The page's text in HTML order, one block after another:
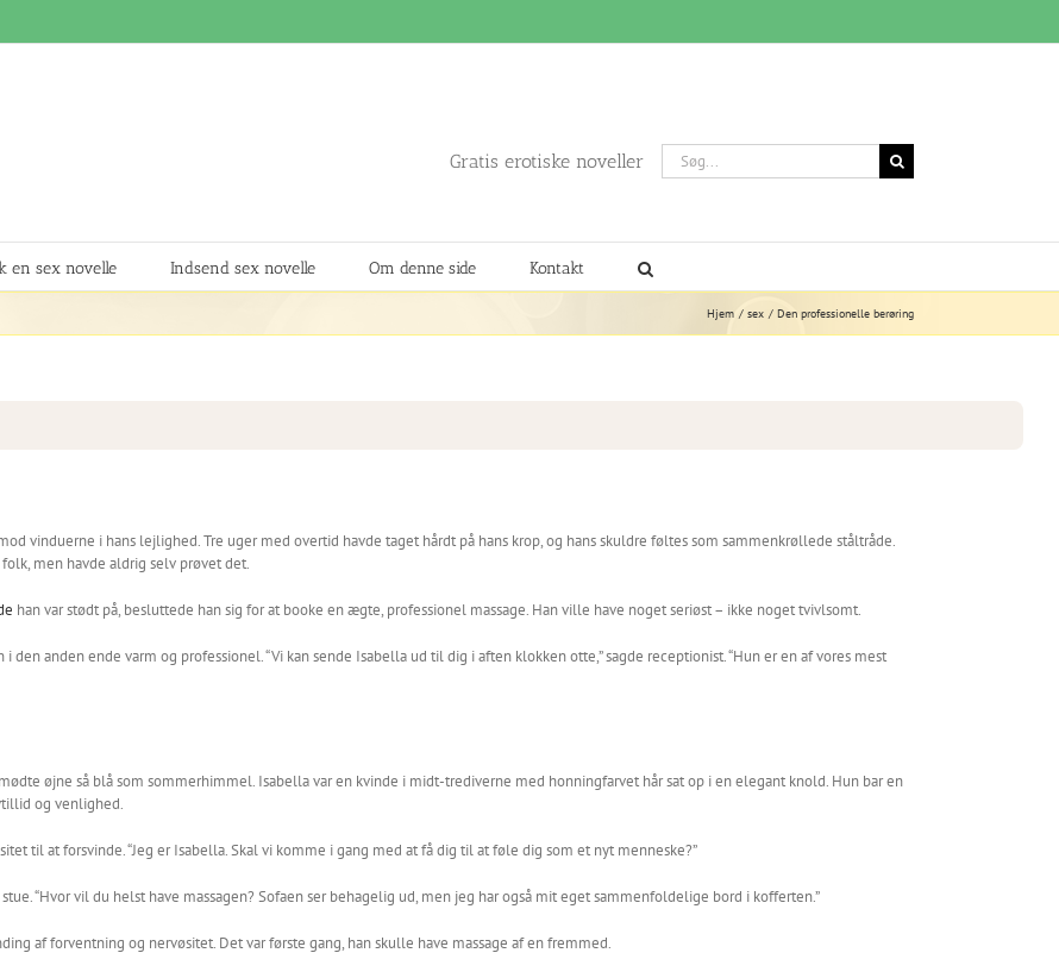
Gratis erotiske noveller
Søg
efter:
en sex novelle Indsend sex novelle Om denne side Kontakt
Hjem sex Den professionelle berøring
vinduerne i hans lejlighed. Tre uger med overtid havde taget hårdt på hans krop, og hans skuldre føltes som sammenkrøllede ståltråde.
men havde aldrig selv prøvet det.
han var stødt på, besluttede han sig for at booke en ægte, professionel massage. Han ville have noget seriøst – ikke noget tvivlsomt.
den anden ende varm og professionel. “Vi kan sende Isabella ud til dig i aften klokken otte,” sagde receptionist. “Hun er en af vores mest
øjne så blå som sommerhimmel. Isabella var en kvinde i midt-trediverne med honningfarvet hår sat op i en elegant knold. Hun bar en
og venlighed.
til at forsvinde. “Jeg er Isabella. Skal vi komme i gang med at få dig til at føle dig som et nyt menneske?”
“Hvor vil du helst have massagen? Sofaen ser behagelig ud, men jeg har også mit eget sammenfoldelige bord i kofferten.”
af forventning og nervøsitet. Det var første gang, han skulle have massage af en fremmed.